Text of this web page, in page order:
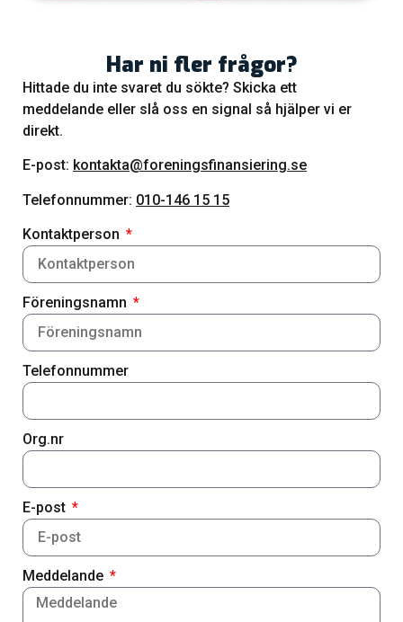
Har ni fler frågor?
Hittade du inte svaret du sökte? Skicka ett
meddelande eller slå oss en signal så hjälper vi er
direkt.
E-post: kontakta@foreningsfinansiering.se
Telefonnummer: 010-146 15 15
Kontaktperson
Föreningsnamn
Telefonnummer
Org.nr
E-post
Meddelande